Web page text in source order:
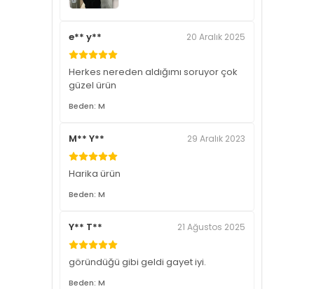
e** y** 20 Aralık 2025
Herkes nereden aldığımı soruyor çok
güzel ürün
Beden: M
M** Y** 29 Aralık 2023
Harika ürün
Beden: M
Y** T** 21 Ağustos 2025
göründüğü gibi geldi gayet iyi.
Beden: M